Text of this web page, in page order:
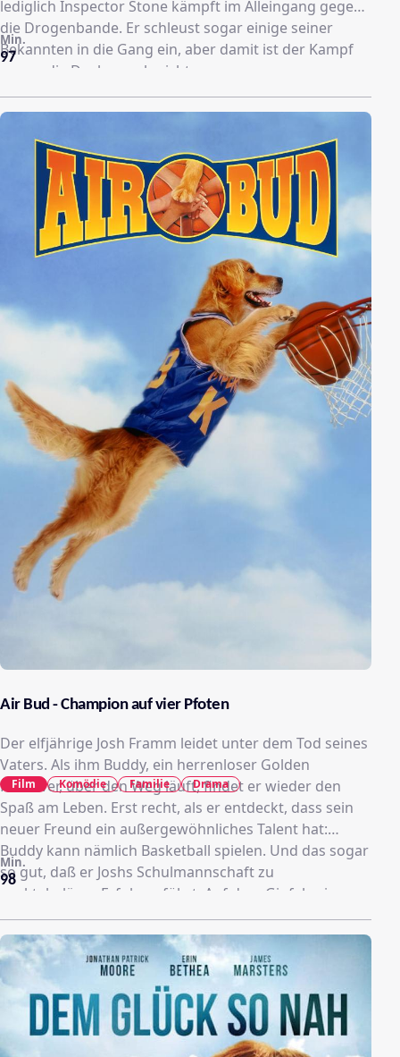
lediglich Inspector Stone kämpft im Alleingang gegen
die Drogenbande. Er schleust sogar einige seiner
Bekannten in die Gang ein, aber damit ist der Kampf
gegen die Dealer noch nicht gewonnen.
97
Min.
Air Bud - Champion auf vier Pfoten
Der elfjährige Josh Framm leidet unter dem Tod seines
Vaters. Als ihm Buddy, ein herrenloser Golden
Retriever, über den Weg läuft, findet er wieder den
Spaß am Leben. Erst recht, als er entdeckt, dass sein
neuer Freund ein außergewöhnliches Talent hat:
Buddy kann nämlich Basketball spielen. Und das sogar
so gut, daß er Joshs Schulmannschaft zu
spektakulären Erfolgen führt. Auf dem Gipfel seiner
Popularität - Buddy wird zum Maskottchen
auserkoren - taucht überraschend dessen brutaler
Besitzer auf...
98
Min.
Film Komödie Familie Drama